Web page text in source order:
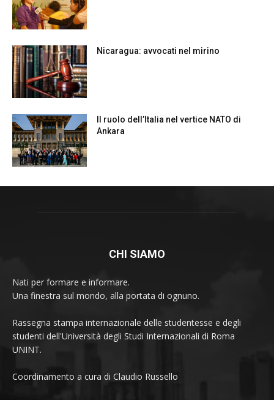
Nicaragua: avvocati nel mirino
Il ruolo dell’Italia nel vertice NATO di
Ankara
CHI SIAMO
Nati per formare e informare.
Una finestra sul mondo, alla portata di ognuno.
Rassegna stampa internazionale delle studentesse e degli
studenti dell'Università degli Studi Internazionali di Roma
UNINT.
Coordinamento a cura di Claudio Russello